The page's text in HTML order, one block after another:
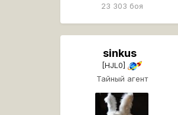
23 303 боя
sinkus
[HJL0]
Тайный агент